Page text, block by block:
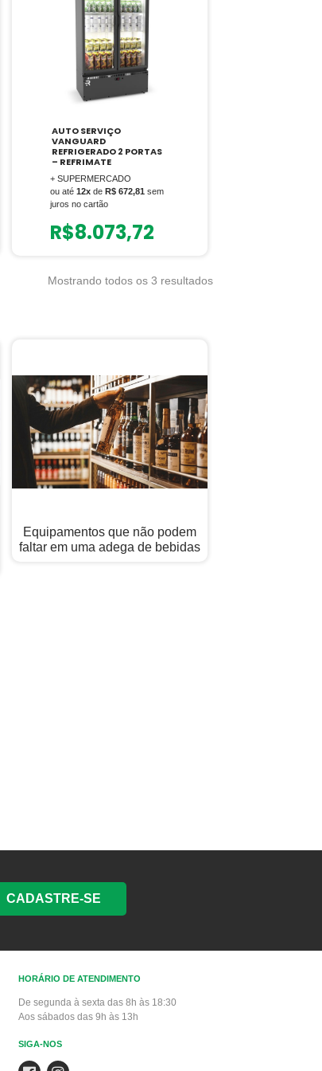
AUTO SERVIÇO
VANGUARD
REFRIGERADO 2 PORTAS
– REFRIMATE
+ SUPERMERCADO
ou até12x de R$ 672,81 sem
juros no cartão
R$8.073,72
Mostrando todos os 3 resultados
Equipamentos que não podem
faltar em uma adega de bebidas
CADASTRE-SE
HORÁRIO DE ATENDIMENTO
De segunda à sexta das 8h às 18:30
Aos sábados das 9h às 13h
SIGA-NOS